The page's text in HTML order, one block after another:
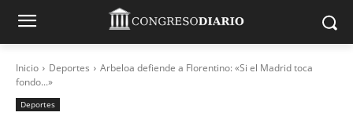
Inicio Deportes
Arbeloa defiende a Florentino: «Si el Madrid toca
fondo...»
Deportes